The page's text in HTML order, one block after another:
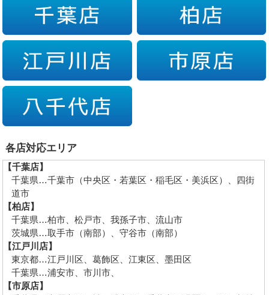
各店対応エリア
【千葉店】
千葉県…千葉市（中央区・若葉区・稲毛区・美浜区）、四街
道市
【柏店】
千葉県…柏市、松戸市、我孫子市、流山市
茨城県…取手市（南部）、守谷市（南部）
【江戸川店】
東京都…江戸川区、葛飾区、江東区、墨田区
千葉県…浦安市、市川市、
【市原店】